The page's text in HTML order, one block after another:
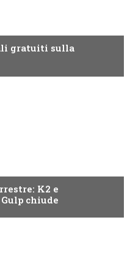
gratuiti sulla
K2 e
chiude